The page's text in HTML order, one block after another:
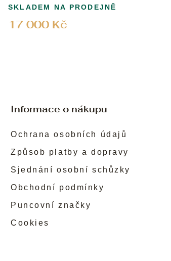
17 000 Kč
SKLADEM NA PRODEJNĚ
Informace o nákupu
Ochrana osobních údajů
Způsob platby a dopravy
Sjednání osobní schůzky
Obchodní podmínky
Puncovní značky
Cookies